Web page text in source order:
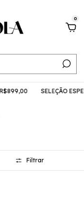
0
SELEÇÃO
Filtrar